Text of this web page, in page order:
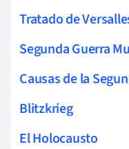
Tratado de
Segunda Guerra
Causas de la
Blitzkrieg
El Holocausto